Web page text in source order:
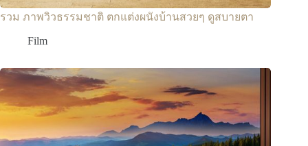
รวม ภาพวิวธรรมชาติ ตกแต่งผนังบ้านสวยๆ ดูสบายตา
Film